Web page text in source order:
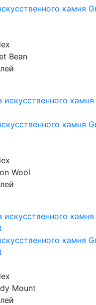
камня
Bean
камня
Wool
камня
Mount